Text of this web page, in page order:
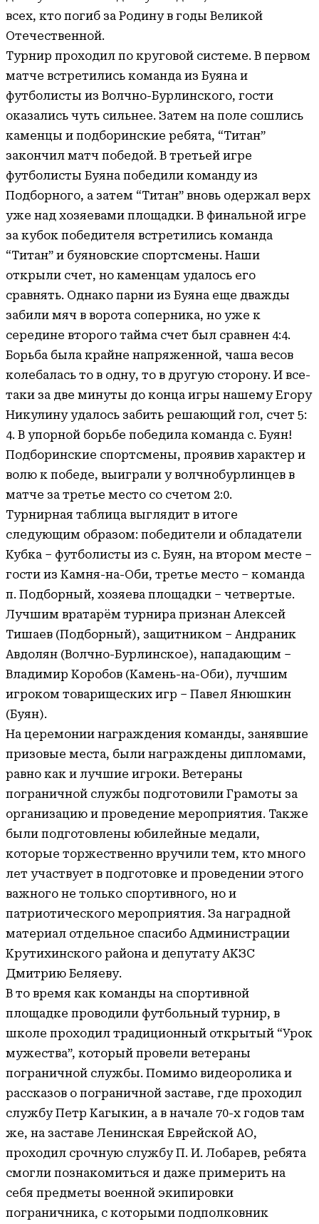
всех, кто погиб за Родину в годы Великой
Отечественной.
Турнир проходил по круговой системе. В первом
матче встретились команда из Буяна и
футболисты из Волчно-Бурлинского, гости
оказались чуть сильнее. Затем на поле сошлись
каменцы и подборинские ребята, “Титан”
закончил матч победой. В третьей игре
футболисты Буяна победили команду из
Подборного, а затем “Титан” вновь одержал верх
уже над хозяевами площадки. В финальной игре
за кубок победителя встретились команда
“Титан” и буяновские спортсмены. Наши
открыли счет, но каменцам удалось его
сравнять. Однако парни из Буяна еще дважды
забили мяч в ворота соперника, но уже к
середине второго тайма счет был сравнен 4:4.
Борьба была крайне напряженной, чаша весов
колебалась то в одну, то в другую сторону. И все-
таки за две минуты до конца игры нашему Егору
Никулину удалось забить решающий гол, счет 5:
4. В упорной борьбе победила команда с. Буян!
Подборинские спортсмены, проявив характер и
волю к победе, выиграли у волчнобурлинцев в
матче за третье место со счетом 2:0.
Турнирная таблица выглядит в итоге
следующим образом: победители и обладатели
Кубка – футболисты из с. Буян, на втором месте –
гости из Камня-на-Оби, третье место – команда
п. Подборный, хозяева площадки – четвертые.
Лучшим вратарём турнира признан Алексей
Тишаев (Подборный), защитником – Андраник
Авдолян (Волчно-Бурлинское), нападающим –
Владимир Коробов (Камень-на-Оби), лучшим
игроком товарищеских игр – Павел Янюшкин
(Буян).
На церемонии награждения команды, занявшие
призовые места, были награждены дипломами,
равно как и лучшие игроки. Ветераны
пограничной службы подготовили Грамоты за
организацию и проведение мероприятия. Также
были подготовлены юбилейные медали,
которые торжественно вручили тем, кто много
лет участвует в подготовке и проведении этого
важного не только спортивного, но и
патриотического мероприятия. За наградной
материал отдельное спасибо Администрации
Крутихинского района и депутату АКЗС
Дмитрию Беляеву.
В то время как команды на спортивной
площадке проводили футбольный турнир, в
школе проходил традиционный открытый “Урок
мужества”, который провели ветераны
пограничной службы. Помимо видеоролика и
рассказов о пограничной заставе, где проходил
службу Петр Кагыкин, а в начале 70-х годов там
же, на заставе Ленинская Еврейской АО,
проходил срочную службу П. И. Лобарев, ребята
смогли познакомиться и даже примерить на
себя предметы военной экипировки
пограничника, с которыми подполковник